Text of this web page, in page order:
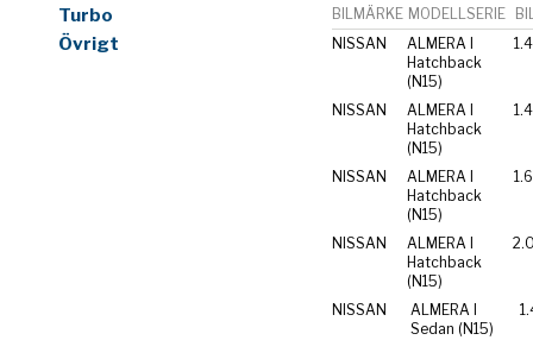
Turbo
Övrigt
BILMÄRKE MODELLSERIE
NISSAN
ALMERA I
Hatchback
(N15)
1.4
NISSAN
ALMERA I
Hatchback
(N15)
NISSAN
ALMERA I
Hatchback
(N15)
1.6
NISSAN
ALMERA I
Hatchback
(N15)
NISSAN
ALMERA I
Sedan (N15)